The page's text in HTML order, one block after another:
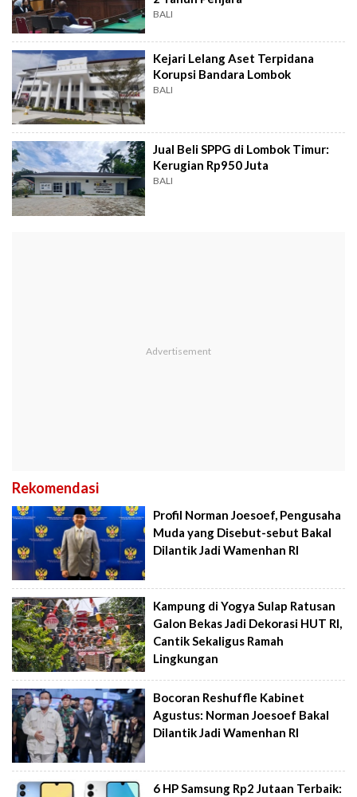
BALI
Kejari Lelang Aset Terpidana
Korupsi Bandara Lombok
BALI
Jual Beli SPPG di Lombok Timur:
Kerugian Rp950 Juta
BALI
Rekomendasi
Profil Norman Joesoef, Pengusaha
Muda yang Disebut-sebut Bakal
Dilantik Jadi Wamenhan RI
Kampung di Yogya Sulap Ratusan
Galon Bekas Jadi Dekorasi HUT RI,
Cantik Sekaligus Ramah
Lingkungan
Bocoran Reshuffle Kabinet
Agustus: Norman Joesoef Bakal
Dilantik Jadi Wamenhan RI
6 HP Samsung Rp2 Jutaan Terbaik: